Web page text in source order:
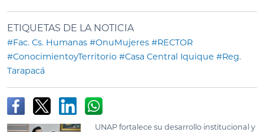
ETIQUETAS DE LA NOTICIA
#Fac. Cs. Humanas #OnuMujeres #RECTOR
#ConocimientoyTerritorio #Casa Central Iquique #Reg.
Tarapacá
UNAP fortalece su desarrollo institucional y